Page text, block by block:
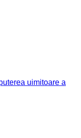
uimitoare a